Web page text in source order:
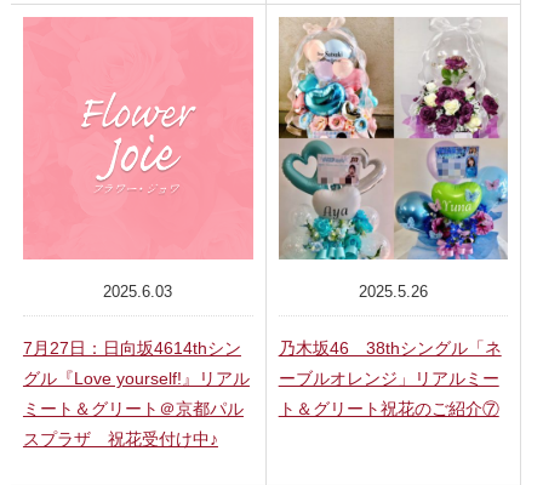
2025.6.03
7月27日：日向坂4614thシン
グル『Love yourself!』リアル
ミート＆グリート＠京都パル
スプラザ 祝花受付け中♪
2025.5.26
乃木坂46 38thシングル「ネ
ーブルオレンジ」リアルミー
ト＆グリート祝花のご紹介⑦